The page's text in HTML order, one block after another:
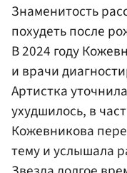
Знаменитость
похудеть после
В 2024 году
и врачи
Артистка
ухудшилось, в
Кожевникова
тему и услышала